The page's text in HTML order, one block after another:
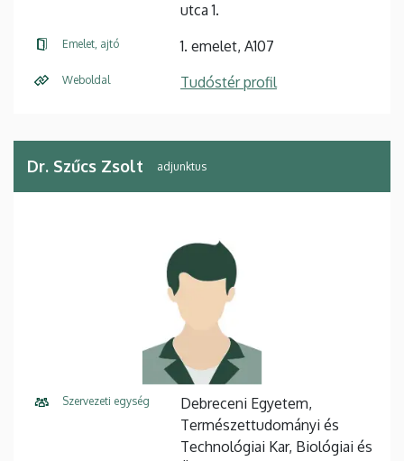
utca 1.
Emelet, ajtó 1. emelet, A107
Weboldal Tudóstér profil
Dr. Szűcs Zsolt adjunktus
Szervezeti egység
Debreceni Egyetem,
Természettudományi és
Technológiai Kar, Biológiai és